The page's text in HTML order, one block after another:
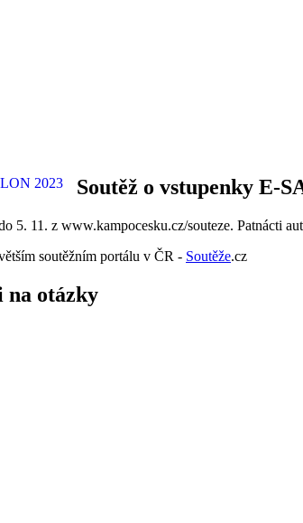
Soutěž o vstupenky E-
5. 11. z www.kampocesku.cz/souteze. Patnácti
soutěžním portálu v ČR - Soutěže.cz
na otázky